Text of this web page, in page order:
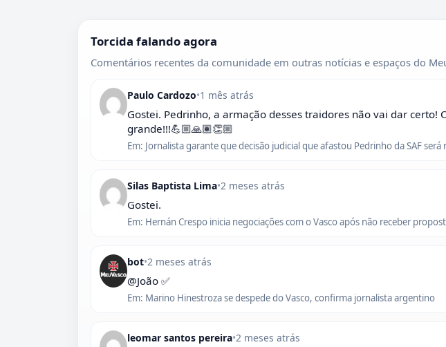
Torcida falando agora
Comentários recentes da comunidade em outras notícias e espaços do
Paulo Cardozo•1 mês atrás
Gostei. Pedrinho, a armação desses traidores não vai dar certo!
grande!!!💪🏼🙏🏽👏🏼
Em: Jornalista garante que decisão judicial que afastou Pedrinho da SAF
Silas Baptista Lima•2 meses atrás
Gostei.
Em: Hernán Crespo inicia negociações com o Vasco após não receber
bot•2 meses atrás
@João ✅
Em: Marino Hinestroza se despede do Vasco, confirma jornalista argentino
leomar santos pereira•2 meses atrás